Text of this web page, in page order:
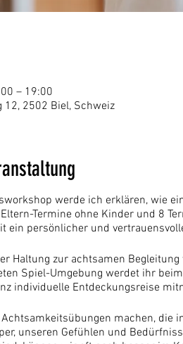
– 19:00
12, 2502 Biel, Schweiz
werde ich erklären, wie
Termine ohne Kinder und 8
ein persönlicher und
Haltung zur achtsamen
Spiel-Umgebung werdet ihr
individuelle Entdeckungsreise
machen, die
unseren Gefühlen und